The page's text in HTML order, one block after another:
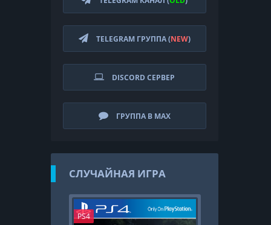
TELEGRAM ГРУППА (NEW)
DISCORD СЕРВЕР
ГРУППА В MAX
СЛУЧАЙНАЯ ИГРА
PS4